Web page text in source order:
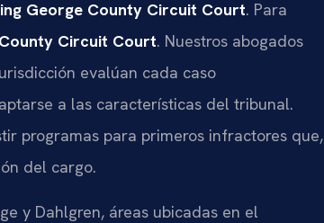
George County Circuit Court. Para
Circuit Court. Nuestros abogados
evalúan cada caso
a las características del tribunal.
programas para primeros infractores que,
del cargo.
y Dahlgren, áreas ubicadas en el